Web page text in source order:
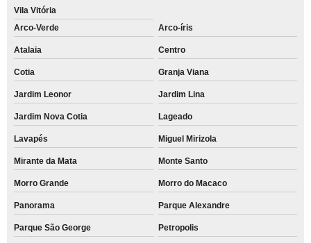
Vila Vitória
Arco-Verde
Arco-íris
Atalaia Centro
Cotia Granja Viana
Jardim Leonor Jardim Lina
Jardim Nova Cotia Lageado
Lavapés Miguel Mirizola
Mirante da Mata Monte Santo
Morro Grande Morro do Macaco
Panorama Parque Alexandre
Parque São George Petropolis